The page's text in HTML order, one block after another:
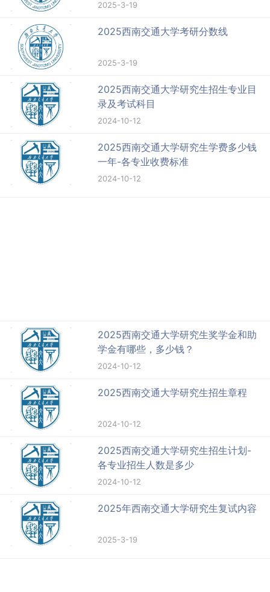
2025-3-19
2025西南交通大学考研分数线
2025-3-19
2025西南交通大学研究生招生专业目
录及考试科目
2024-10-12
2025西南交通大学研究生学费多少钱
一年-各专业收费标准
2024-10-12
2025西南交通大学研究生奖学金和助
学金有哪些，多少钱？
2024-10-12
2025西南交通大学研究生招生章程
2024-10-12
2025西南交通大学研究生招生计划-
各专业招生人数是多少
2024-10-12
2025年西南交通大学研究生复试内容
2025-3-19